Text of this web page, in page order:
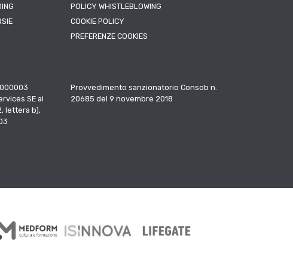
POLICY WHISTLEBLOWING
COOKIE POLICY
PREFERENZE COOKIES
SE ai
lettera b),
Provvedimento sanzionatorio Consob n.
20685 del 9 novembre 2018